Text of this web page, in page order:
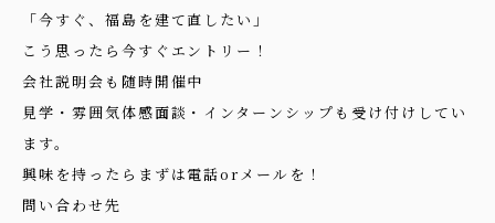
「今すぐ、福島を建て直したい」
こう思ったら今すぐエントリー！
会社説明会も随時開催中
見学・雰囲気体感面談・インターンシップも受け付けしてい
ます。
興味を持ったらまずは電話orメールを！
問い合わせ先